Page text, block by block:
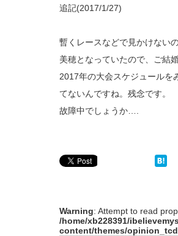
追記(2017/1/27)
暫くレースなどで見かけない
美穂となっていたので、ご結
2017年の大会スケジュールを
てないんですね。残念です。
故障中でしょうか….
Warning: Attempt to read
/home/xb228391/
content/themes/